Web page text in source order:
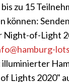
zu 15
können:
Night-of-Light
Lights 2020"